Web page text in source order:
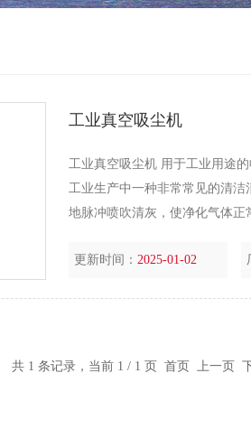
工业真空吸尘机
工业真空吸尘机 用于工业用途
工业生产中一种非常常见的清
地脉冲喷吹清灰，使净化气体
更新时间：2025-01-02
共 1 条记录，当前 1 / 1 页 首页 上一页